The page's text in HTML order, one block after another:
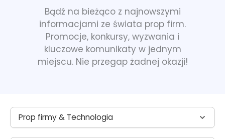
Bądź na bieżąco z najnowszymi
informacjami ze świata prop firm.
Promocje, konkursy, wyzwania i
kluczowe komunikaty w jednym
miejscu. Nie przegap żadnej okazji!
Prop firmy & Technologia